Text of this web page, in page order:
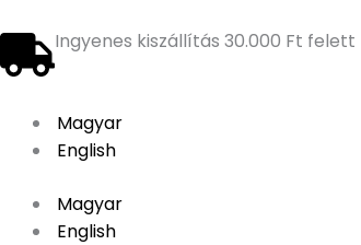
a
tartalomra
Ingyenes kiszállítás 30.000 Ft felett
Magyar
English
Magyar
English